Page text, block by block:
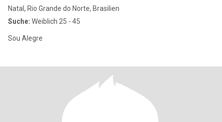
Natal, Rio Grande do Norte, Brasilien
Suche: Weiblich 25 - 45
Sou Alegre